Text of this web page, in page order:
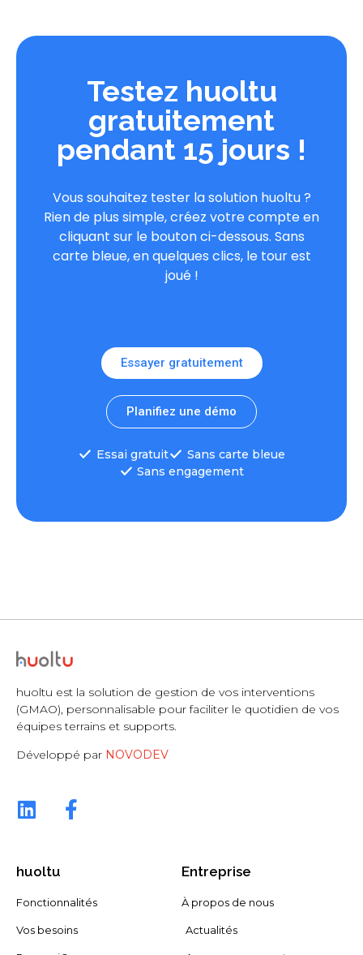
Testez huoltu
gratuitement
pendant 15 jours !
Vous souhaitez tester la solution huoltu ?
Rien de plus simple, créez votre compte en
cliquant sur le bouton ci-dessous. Sans
carte bleue, en quelques clics, le tour est
joué !
Essayer gratuitement
Planifiez une démo
Essai gratuit
Sans carte bleue
Sans engagement
huoltu est la solution de gestion de vos interventions
(GMAO), personnalisable pour faciliter le quotidien de vos
équipes terrains et supports.
Développé par NOVODEV
huoltu
Fonctionnalités
Vos besoins
Entreprise
À propos de nous
Actualités